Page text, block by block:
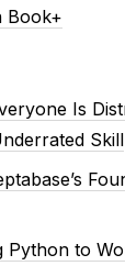
Book+
Is
Skill
Python to